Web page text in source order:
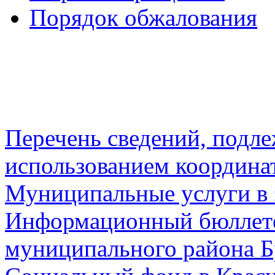
Порядок обжалования
Перечень сведений,
использованием
Муниципальные услуги в
Информационный
муниципального района